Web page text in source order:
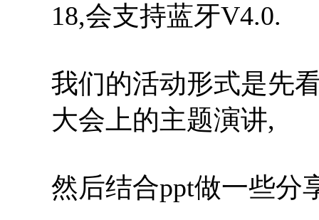
18,会支持蓝牙V4.0.
我们的活动形式是先
大会上的主题演讲,
然后结合ppt做一些分